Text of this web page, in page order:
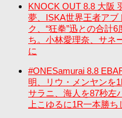
KNOCK OUT 8.8 大阪
夢、ISKA世界王者アブ
ク、“狂拳”迅との合計
ち。小林愛理奈、サネ
に
#ONESamurai 8.8
明、リウ・メンヤンを
サラニ、海人を87秒左
上こゆるに1R一本勝